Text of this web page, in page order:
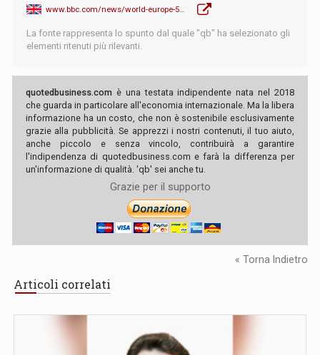
www.bbc.com/news/world-europe-53844958
La fonte rappresenta lo spunto dal quale "qb" ha selezionato gli
elementi ritenuti più rilevanti.
quotedbusiness.com è una testata indipendente nata nel 2018
che guarda in particolare all'economia internazionale. Ma la libera
informazione ha un costo, che non è sostenibile esclusivamente
grazie alla pubblicità. Se apprezzi i nostri contenuti, il tuo aiuto,
anche piccolo e senza vincolo, contribuirà a garantire
l'indipendenza di quotedbusiness.com e farà la differenza per
un'informazione di qualità. 'qb' sei anche tu.
Grazie per il supporto
« Torna Indietro
Articoli correlati